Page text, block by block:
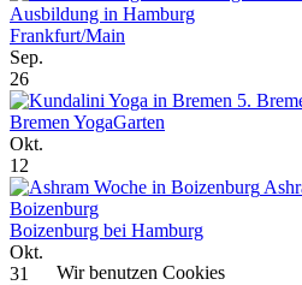
Ausbildung in Hamburg
Frankfurt/Main
Sep.
26
5.
Bremen YogaGarten
Okt.
12
Boizenburg
Boizenburg bei Hamburg
Okt.
31
Wir benutzen Cookies